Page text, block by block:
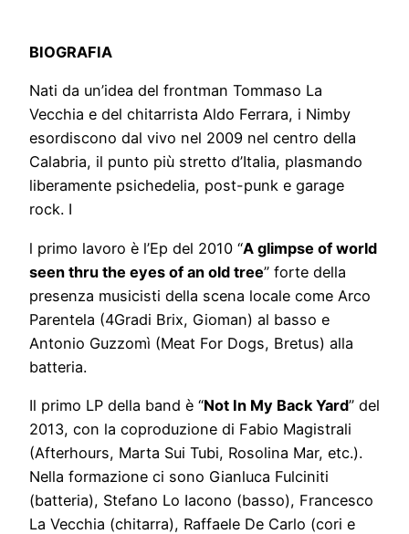
BIOGRAFIA
Nati da un’idea del frontman Tommaso La
Vecchia e del chitarrista Aldo Ferrara, i Nimby
esordiscono dal vivo nel 2009 nel centro della
Calabria, il punto più stretto d’Italia, plasmando
liberamente psichedelia, post-punk e garage
rock. I
l primo lavoro è l’Ep del 2010 “A glimpse of world
seen thru the eyes of an old tree” forte della
presenza musicisti della scena locale come Arco
Parentela (4Gradi Brix, Gioman) al basso e
Antonio Guzzomì (Meat For Dogs, Bretus) alla
batteria.
Il primo LP della band è “Not In My Back Yard” del
2013, con la coproduzione di Fabio Magistrali
(Afterhours, Marta Sui Tubi, Rosolina Mar, etc.).
Nella formazione ci sono Gianluca Fulciniti
(batteria), Stefano Lo Iacono (basso), Francesco
La Vecchia (chitarra), Raffaele De Carlo (cori e